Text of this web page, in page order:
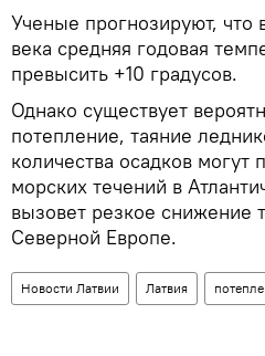
Ученые прогнозируют, что
века средняя годовая
превысить +10 градусов.
Однако существует
потепление, таяние
количества осадков могут
морских течений в
вызовет резкое снижение
Северной Европе.
Новости Латвии Латвия